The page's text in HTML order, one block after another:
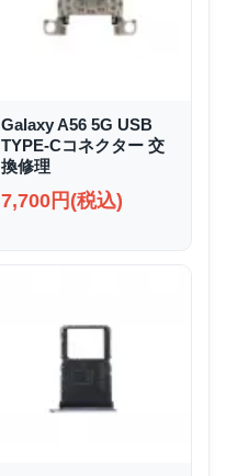
Galaxy A56 5G USB
TYPE-Cコネクター 交
換修理
7,700円(税込)